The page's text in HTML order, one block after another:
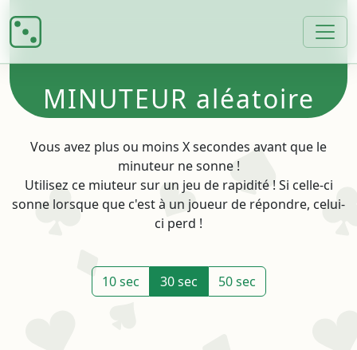
MINUTEUR aléatoire
Vous avez plus ou moins X secondes avant que le
minuteur ne sonne !
Utilisez ce miuteur sur un jeu de rapidité ! Si celle-ci
sonne lorsque que c'est à un joueur de répondre, celui-
ci perd !
10 sec 30 sec 50 sec